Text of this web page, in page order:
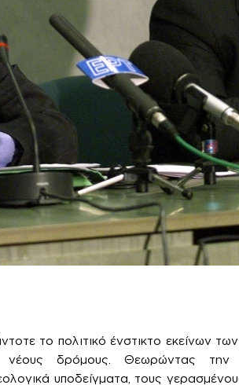
το πολιτικό ένστικτο εκείνων
δρόμους. Θεωρώντας την
υποδείγματα, τους